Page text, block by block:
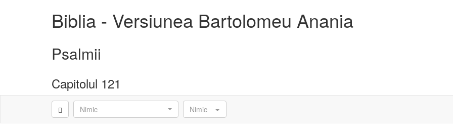
Biblia - Versiunea Bartolomeu Anania
Psalmii
Capitolul 121
Nimic Nimic